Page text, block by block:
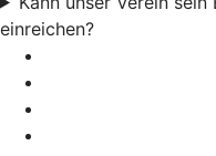
einreichen?